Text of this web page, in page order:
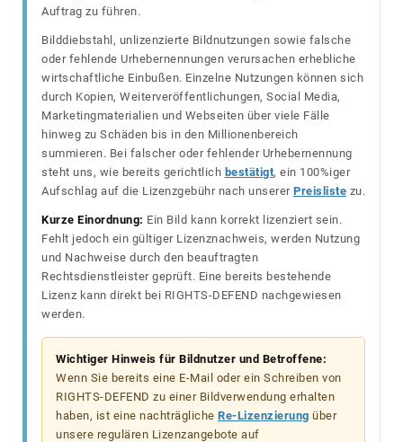
Auftrag zu führen.
Bilddiebstahl, unlizenzierte Bildnutzungen sowie falsche
oder fehlende Urhebernennungen verursachen erhebliche
wirtschaftliche Einbußen. Einzelne Nutzungen können sich
durch Kopien, Weiterveröffentlichungen, Social Media,
Marketingmaterialien und Webseiten über viele Fälle
hinweg zu Schäden bis in den Millionenbereich
summieren. Bei falscher oder fehlender Urhebernennung
steht uns, wie bereits gerichtlich bestätigt, ein 100%iger
Aufschlag auf die Lizenzgebühr nach unserer Preisliste zu.
Kurze Einordnung: Ein Bild kann korrekt lizenziert sein.
Fehlt jedoch ein gültiger Lizenznachweis, werden Nutzung
und Nachweise durch den beauftragten
Rechtsdienstleister geprüft. Eine bereits bestehende
Lizenz kann direkt bei RIGHTS-DEFEND nachgewiesen
werden.
Wichtiger Hinweis für Bildnutzer und Betroffene:
Wenn Sie bereits eine E-Mail oder ein Schreiben von
RIGHTS-DEFEND zu einer Bildverwendung erhalten
haben, ist eine nachträgliche Re-Lizenzierung über
unsere regulären Lizenzangebote auf